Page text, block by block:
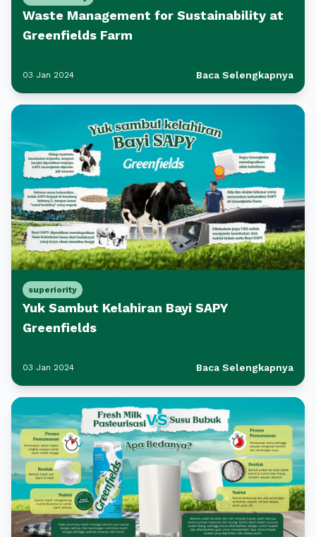
Waste Management for Sustainability at
Greenfields Farm
03 Jan 2024 Baca Selengkapnya
superiority
Yuk Sambut Kelahiran Bayi SAPY
Greenfields
03 Jan 2024 Baca Selengkapnya